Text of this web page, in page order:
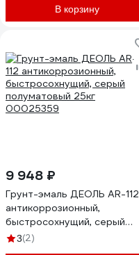
В корзину
9 948 ₽
Грунт-эмаль ДЕОЛЬ AR-112
антикоррозионный,
быстросохнущий, серый
полуматовый 25кг
3(2)